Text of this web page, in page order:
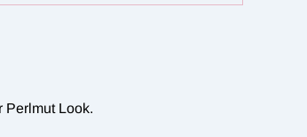
Perlmut Look.